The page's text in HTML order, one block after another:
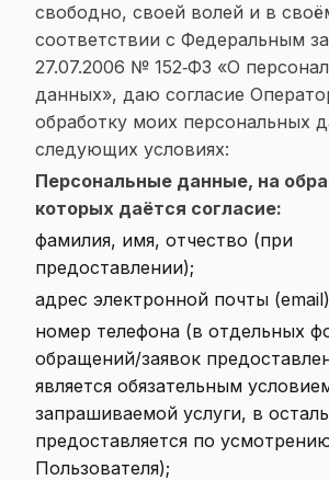
свободно, своей волей и в
соответствии с Федеральным
27.07.2006 № 152‑ФЗ «О
данных», даю согласие
обработку моих персональных
следующих условиях:
Персональные данные, на
которых даётся согласие:
фамилия, имя, отчество (при
предоставлении);
адрес электронной почты
номер телефона (в отдельных
обращений/заявок
является обязательным
запрашиваемой услуги, в
предоставляется по
Пользователя);